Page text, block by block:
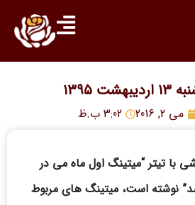
می 2, 2016 3:02 ب.ظ
با تیتر “میتینگ اول ماه می در
نوشته است، میتینگ های مربوط